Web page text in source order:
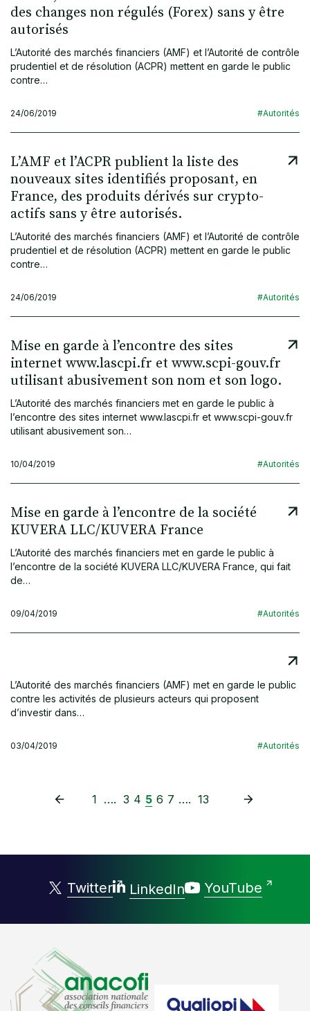
des changes non régulés (Forex) sans y être
autorisés
L’Autorité des marchés financiers (AMF) et l’Autorité de contrôle
prudentiel et de résolution (ACPR) mettent en garde le public
contre…
24/06/2019 #Autorités
L’AMF et l’ACPR publient la liste des
nouveaux sites identifiés proposant, en
France, des produits dérivés sur crypto-
actifs sans y être autorisés.
L’Autorité des marchés financiers (AMF) et l’Autorité de contrôle
prudentiel et de résolution (ACPR) mettent en garde le public
contre…
24/06/2019 #Autorités
Mise en garde à l’encontre des sites
internet www.lascpi.fr et www.scpi-gouv.fr
utilisant abusivement son nom et son logo.
L’Autorité des marchés financiers met en garde le public à
l’encontre des sites internet www.lascpi.fr et www.scpi-gouv.fr
utilisant abusivement son…
10/04/2019 #Autorités
Mise en garde à l’encontre de la société
KUVERA LLC/KUVERA France
L’Autorité des marchés financiers met en garde le public à
l’encontre de la société KUVERA LLC/KUVERA France, qui fait
de…
09/04/2019 #Autorités
L’Autorité des marchés financiers (AMF) met en garde le public
contre les activités de plusieurs acteurs qui proposent
d’investir dans…
03/04/2019 #Autorités
1 …. 3 4 5 6 7 …. 13
Twitter LinkedIn YouTube